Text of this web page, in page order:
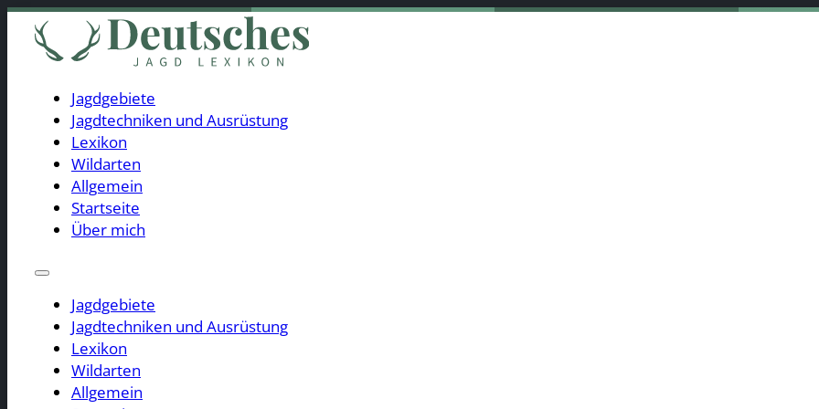
Jagdgebiete
Jagdtechniken und Ausrüstung
Lexikon
Wildarten
Allgemein
Startseite
Über mich
Jagdgebiete
Jagdtechniken und Ausrüstung
Lexikon
Wildarten
Allgemein
Jagdgebiete
Jagdtechniken und Ausrüstung
Lexikon
Wildarten
Über mich